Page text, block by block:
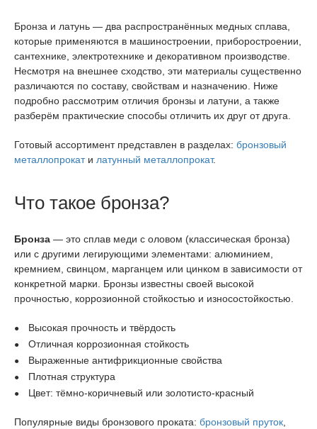
Бронза и латунь — два распространённых медных сплава,
которые применяются в машиностроении, приборостроении,
сантехнике, электротехнике и декоративном производстве.
Несмотря на внешнее сходство, эти материалы существенно
различаются по составу, свойствам и назначению. Ниже
подробно рассмотрим отличия бронзы и латуни, а также
разберём практические способы отличить их друг от друга.
Готовый ассортимент представлен в разделах: бронзовый
металлопрокати латунный металлопрокат.
Что такое бронза?
Бронза — это сплав меди с оловом (классическая бронза)
или с другими легирующими элементами: алюминием,
кремнием, свинцом, марганцем или цинком в зависимости от
конкретной марки. Бронзы известны своей высокой
прочностью, коррозионной стойкостью и износостойкостью.
Высокая прочность и твёрдость
Отличная коррозионная стойкость
Выраженные антифрикционные свойства
Плотная структура
Цвет: тёмно-коричневый или золотисто-красный
Популярные виды бронзового проката: бронзовый пруток